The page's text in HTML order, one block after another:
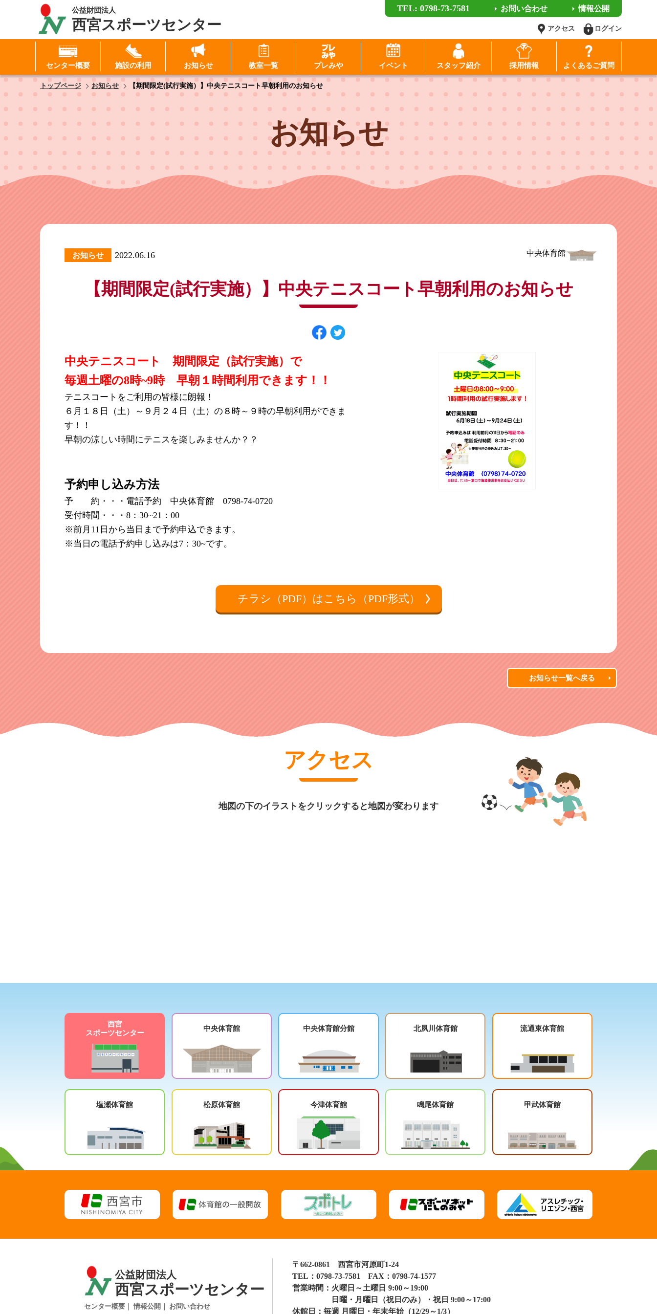
公益財団法人
西宮スポーツセンター
TEL: 0798-73-7581 お問い合わせ 情報公開
アクセス ログイン
センター概要 施設の利用 お知らせ 教室一覧 プレみや イベント スタッフ紹介 採用情報 よくあるご質問
トップページ お知らせ 【期間限定(試行実施）】中央テニスコート早朝利用のお知らせ
お知らせ
お知らせ 2022.06.16 中央体育館
【期間限定(試行実施）】中央テニスコート早朝利用のお知らせ
中央テニスコート 期間限定（試行実施）で
毎週土曜の8時~9時 早朝１時間利用できます！！
テニスコートをご利用の皆様に朗報！
６月１８日（土）～９月２４日（土）の８時～９時の早朝利用ができま
す！！
早朝の涼しい時間にテニスを楽しみませんか？？
予約申し込み方法
予 約・・・電話予約 中央体育館 0798-74-0720
受付時間・・・8：30~21：00
※前月11日から当日まで予約申込できます。
※当日の電話予約申し込みは7：30~です。
チラシ（PDF）はこちら（PDF形式）
お知らせ一覧へ戻る
アクセス
地図の下のイラストをクリックすると地図が変わります
西宮
スポーツセンター
中央体育館 中央体育館分館 北夙川体育館 流通東体育館
塩瀬体育館 松原体育館 今津体育館 鳴尾体育館 甲武体育館
公益財団法人
西宮スポーツセンター
センター概要 情報公開 お問い合わせ
〒662-0861 西宮市河原町1-24
TEL： 0798-73-7581
FAX：0798-74-1577
営業時間： 火曜日～土曜日 9:00～19:00
日曜・月曜日（祝日のみ）・祝日 9:00～17:00
休館日： 毎週 月曜日・年末年始（12/29～1/3）
ID（メールアドレス）
パスワードを表示する
パスワードは半角数字、英小文字、英大文字
すべてを含む6文字以上
このホームページで
会員登録がお済みの方
このホームページで
会員登録がまだの方